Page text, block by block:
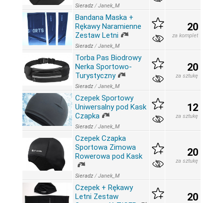
Sieradz /Janek_M
Bandana Maska +
Rękawy Naramienne
Zestaw Letni
Sieradz /Janek_M
20
za komplet
Torba Pas Biodrowy
Nerka Sportowo-
Turystyczny
Sieradz /Janek_M
20
za sztukę
Czepek Sportowy
Uniwersalny pod Kask
Czapka
Sieradz /Janek_M
12
za sztukę
Czepek Czapka
Sportowa Zimowa
Rowerowa pod Kask
Sieradz /Janek_M
20
za sztukę
Czepek + Rękawy
Letni Zestaw
20